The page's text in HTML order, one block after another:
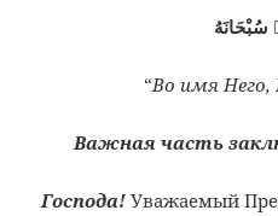
“Во имя Него,
Важная часть
Господа! Уважаемый